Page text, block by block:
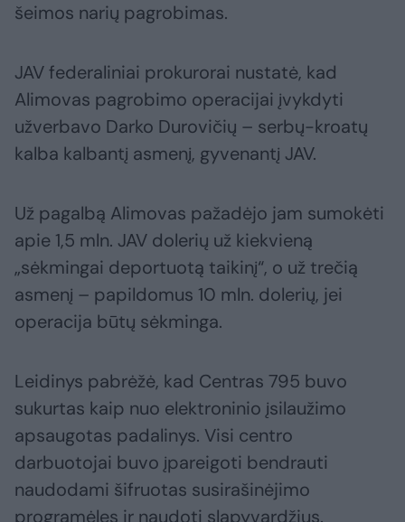
šeimos narių pagrobimas.
JAV federaliniai prokurorai nustatė, kad
Alimovas pagrobimo operacijai įvykdyti
užverbavo Darko Durovičių – serbų-kroatų
kalba kalbantį asmenį, gyvenantį JAV.
Už pagalbą Alimovas pažadėjo jam sumokėti
apie 1,5 mln. JAV dolerių už kiekvieną
„sėkmingai deportuotą taikinį“, o už trečią
asmenį – papildomus 10 mln. dolerių, jei
operacija būtų sėkminga.
Leidinys pabrėžė, kad Centras 795 buvo
sukurtas kaip nuo elektroninio įsilaužimo
apsaugotas padalinys. Visi centro
darbuotojai buvo įpareigoti bendrauti
naudodami šifruotas susirašinėjimo
programėles ir naudoti slapyvardžius.